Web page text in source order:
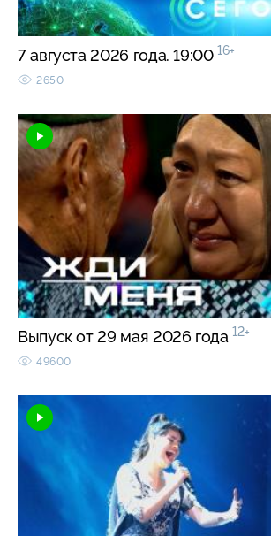
7 августа 2026 года. 19:00 16+
2650
Выпуск от 29 мая 2026 года 12+
49600